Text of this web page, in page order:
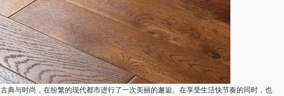
古典与时尚，在纷繁的现代都市进行了一次美丽的邂逅。在享受生活快节奏的同时，也